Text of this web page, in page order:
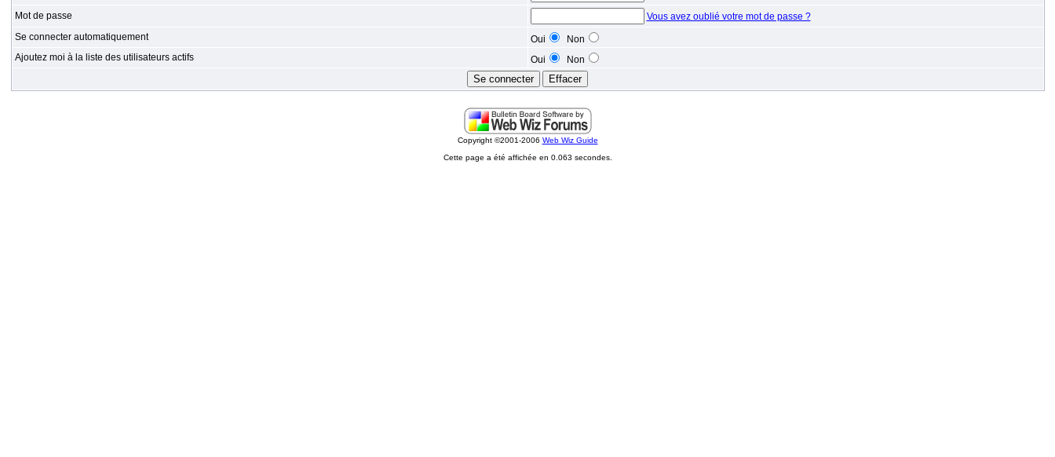
Mot de passe
Vous avez oublié votre mot de passe ?
Se connecter automatiquement
Oui
Non
Ajoutez moi à la liste des utilisateurs actifs
Oui Non
Copyright ©2001-2006 Web Wiz Guide
Cette page a été affichée en 0.063 secondes.